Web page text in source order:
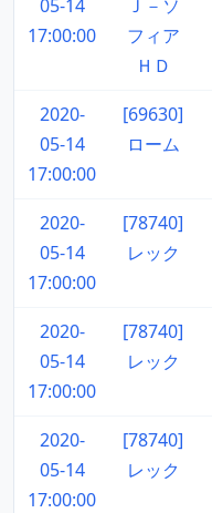
05-14
17:00:00
Ｊ－ソ
フィア
ＨＤ
2020-
05-14
17:00:00
[69630]
ローム
2020-
05-14
17:00:00
[78740]
レック
2020-
05-14
17:00:00
[78740]
レック
2020-
05-14
17:00:00
[78740]
レック